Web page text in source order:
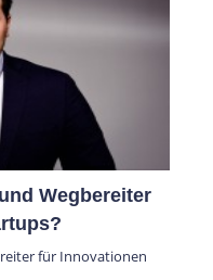
Wegbereiter
für Innovationen